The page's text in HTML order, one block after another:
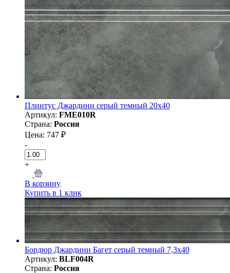
Плинтус Джардини серый темный 20x40
Артикул: FME010R
Страна: Россия
Цена: 747 ₽
-
+
В корзину
Купить в 1 клик
Бордюр Джардини Багет серый темный 7,3x40
Артикул: BLF004R
Страна: Россия